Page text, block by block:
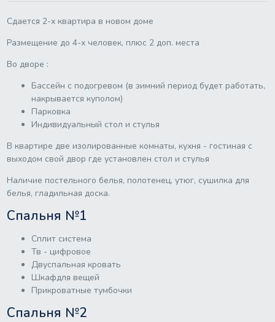
Сдается 2-х квартира в новом доме
Размещение до 4-х человек, плюс 2 доп. места
Во дворе :
Бассейн с подогревом (в зимний период будет работать,
накрывается куполом)
Парковка
Индивидуальный стол и стулья
В квартире две изолированные комнаты, кухня - гостиная с
выходом свой двор где установлен стол и стулья
Наличие постельного белья, полотенец, утюг, сушилка для
белья, гладильная доска.
Спальня №1
Сплит система
Тв - цифровое
Двуспальная кровать
Шкафдля вещей
Прикроватные тумбочки
Спальня №2